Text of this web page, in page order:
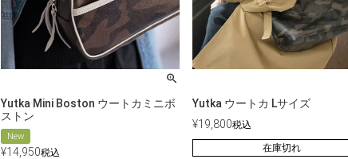
Yutka Mini Boston ウートカミニボ
ストン
New
¥14,950税込
Yutka ウートカ Lサイズ
¥19,800税込
在庫切れ